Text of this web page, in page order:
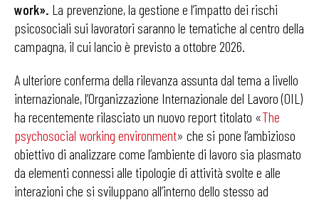
work». La prevenzione, la gestione e l’impatto dei rischi
psicosociali sui lavoratori saranno le tematiche al centro della
campagna, il cui lancio è previsto a ottobre 2026.
A ulteriore conferma della rilevanza assunta dal tema a livello
internazionale, l’Organizzazione Internazionale del Lavoro (OIL)
ha recentemente rilasciato un nuovo report titolato «The
psychosocial working environment» che si pone l’ambizioso
obiettivo di analizzare come l’ambiente di lavoro sia plasmato
da elementi connessi alle tipologie di attività svolte e alle
interazioni che si sviluppano all’interno dello stesso ad